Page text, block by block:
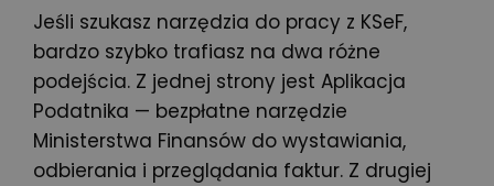
Jeśli szukasz narzędzia do pracy z KSeF,
bardzo szybko trafiasz na dwa różne
podejścia. Z jednej strony jest Aplikacja
Podatnika — bezpłatne narzędzie
Ministerstwa Finansów do wystawiania,
odbierania i przeglądania faktur. Z drugiej